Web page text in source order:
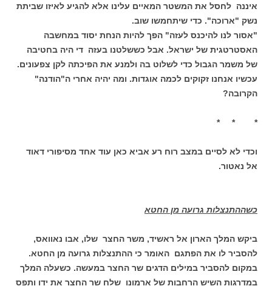
איננה לחסל את המשטר המאיים עלינו אלא להגיע לאיזו שביתת
נשק "ארוכה". כדי שיתחמשו שוב.
"אסור לנו להיכנס לעזה" הפך להיות הנחת יסוד במחשבה
האסטרטגית של ישראל. אבל כששלטנו בעזה די היה בחטיבה
של משמר הגבול כדי לשלוט בה ולמנע את הפיכתה לקן צפעונים.
עכשיו אנחנו זקוקים לכמה אוגדות. ומה יהיה אחרי ה"הודנה"
הקרובה?
* * *
וכדי לא לסיים במצב רוח רע אביא כאן עוד אחד מסיפורי דאוד
אל נאטור.
כשההתנצלות גרועה מן החטא
ביקש המלך הארון אל ראשיד, משר החצר שלו, אבו נאוואס,
להסביר לו את הפתגם האומר כי ההתנצלות גרועה מן החטא.
במקום להסביר במילים הדגים שר החצר במעשה. כשעלה המלך
במדרגות השיש הרחבות של ארמונו שלח שר החצר את ידו ותפס